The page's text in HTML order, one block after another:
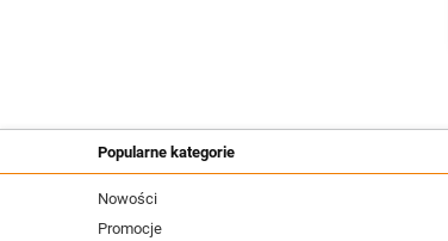
Popularne kategorie
Nowości
Promocje